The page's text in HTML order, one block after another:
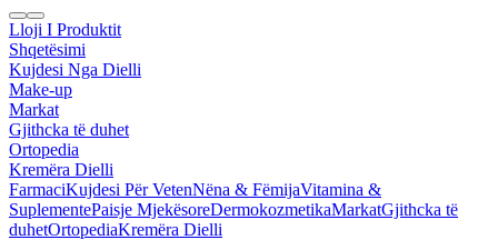
Lloji I Produktit
Shqetësimi
Kujdesi Nga Dielli
Make-up
Markat
Gjithcka të duhet
Ortopedia
Kremëra Dielli
FarmaciKujdesi Për VetenNëna & FëmijaVitamina &
SuplementePaisje MjekësoreDermokozmetikaMarkatGjithcka të
duhetOrtopediaKremëra Dielli